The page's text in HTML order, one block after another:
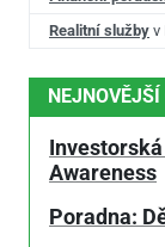
Realitní služby v
Awareness
Poradna: